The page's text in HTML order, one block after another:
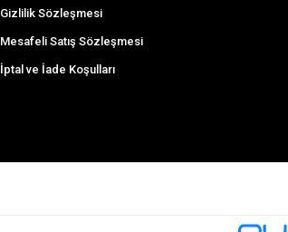
Gizlilik Sözleşmesi
Mesafeli Satış Sözleşmesi
İptal ve İade Koşulları